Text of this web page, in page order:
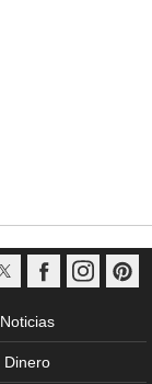
Noticias
Dinero